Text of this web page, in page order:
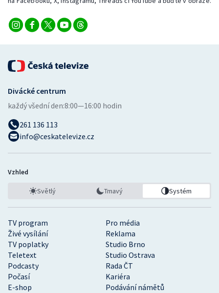
TV program
Pro média
Živé vysílání
Reklama
TV poplatky
Studio Brno
Teletext
Studio Ostrava
Podcasty
Rada ČT
Počasí
Kariéra
E-shop
Podávání námětů
Divácké centrum
každý všední den:8:00—16:00 hodin
261 136 113
info@ceskatelevize.cz
Vzhled
Světlý Tmavý Systém